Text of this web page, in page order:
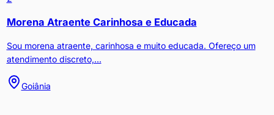
Morena Atraente Carinhosa e Educada
Sou morena atraente, carinhosa e muito educada. Ofereço um
atendimento discreto,...
Goiânia